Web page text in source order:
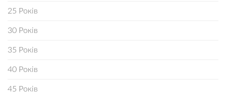
25 Років
30 Років
35 Років
40 Років
45 Років